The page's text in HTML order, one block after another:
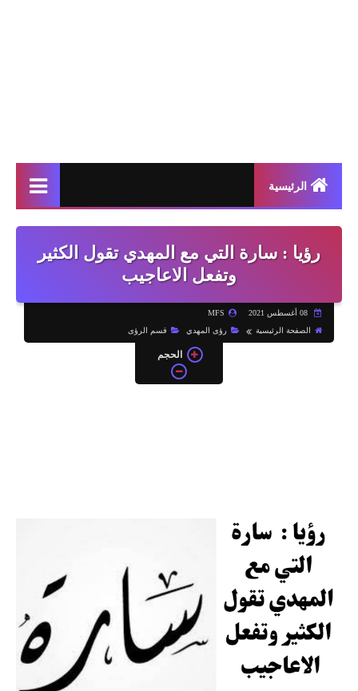
الرئيسية
رؤيا : سارة التي مع المهدي تقول الكثير
وتفعل الاعاجيب
08 أغسطس 2021 MFS
الصفحة الرئيسية رؤى المهدي قسم الرؤى
الحجم